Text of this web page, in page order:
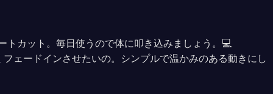
トカット。毎日使うので体に叩き込みましょう。💻
ェードインさせたいの。シンプルで温かみのある動きにし